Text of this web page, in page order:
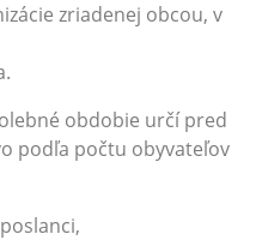
zriadenej obcou, v
obdobie určí pred
podľa počtu obyvateľov